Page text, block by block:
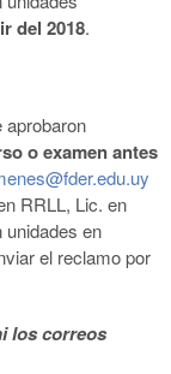
del 2018.
aprobaron
o examen antes
RRLL, Lic. en
unidades en
el reclamo por
los correos